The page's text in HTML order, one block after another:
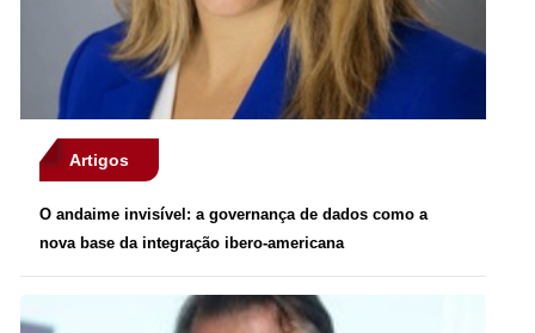
Artigos
O andaime invisível: a governança de dados como a
nova base da integração ibero-americana